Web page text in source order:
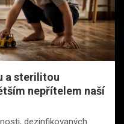
a sterilitou
nepřítelem naší
dezinfikovaných